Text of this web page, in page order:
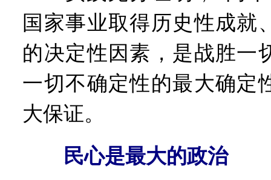
国家事业取得历史性成就
的决定性因素，是战胜一
一切不确定性的最大确定
大保证。
民心是最大的政治